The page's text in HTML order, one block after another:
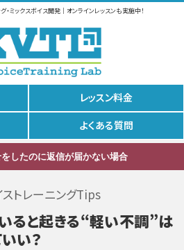
ミックスボイス開発｜オンラインレッスンも実施中！
レッスン料金
よくある質問
したのに返信が届かない場合
ストレーニングTips
ると起きる“軽い不調”は
い？